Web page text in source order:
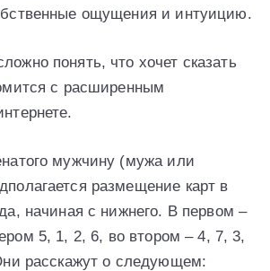
ощущения и интуицию.
понять, что хочет сказать
с расширенным
мужчину (мужа или
размещение карт в
начиная с нижнего. В первом –
5, 1, 2, 6, во втором – 4, 7, 3,
расскажут о следующем: